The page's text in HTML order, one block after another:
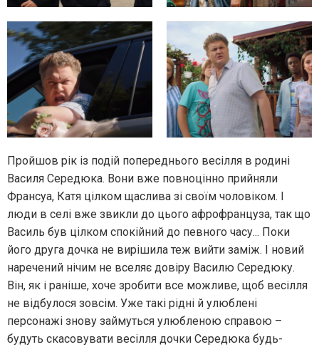
Пройшов рік із подій попереднього весілля в родині
Василя Середюка. Вони вже повноцінно прийняли
Франсуа, Катя цілком щаслива зі своїм чоловіком. І
люди в селі вже звикли до цього афрофранцуза, так що
Василь був цілком спокійний до певного часу... Поки
його друга дочка не вирішила теж вийти заміж. І новий
наречений нічим не вселяє довіру Василю Середюку.
Він, як і раніше, хоче зробити все можливе, щоб весілля
не відбулося зовсім. Уже такі рідні й улюблені
персонажі знову займуться улюбленою справою –
будуть скасовувати весілля дочки Середюка будь-